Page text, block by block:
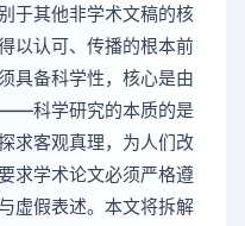
于其他非学术文稿的核
以认可、传播的根本前
具备科学性，核心是由
科学研究的本质的是
求客观真理，为人们改
求学术论文必须严格遵
虚假表述。本文将拆解